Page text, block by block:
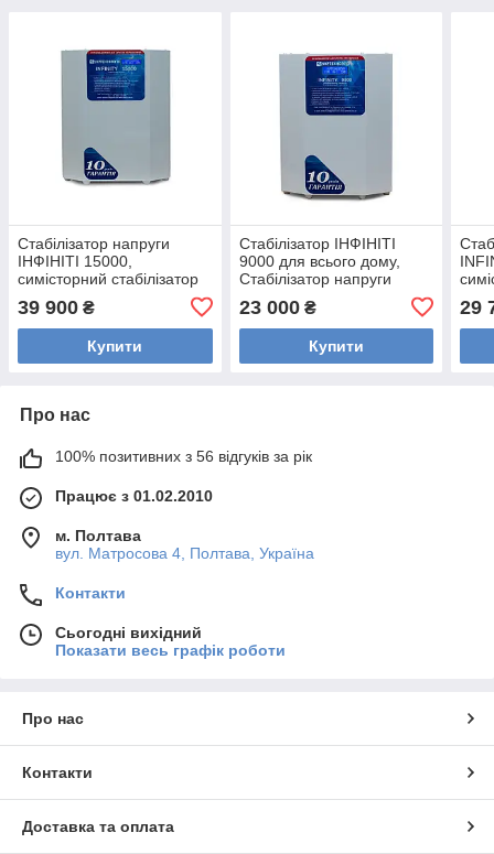
Стабілізатор напруги
ІНФІНІТІ 15000,
симісторний стабілізатор
котеджу
39 900 ₴
Купити
Стабілізатор ІНФІНІТІ
9000 для всього дому,
Стабілізатор напруги
Infinity 9000 Укртехнологія
23 000₴
Купити
29
Про нас
100% позитивних з 56 відгуків за рік
Працює з 01.02.2010
м. Полтава
вул. Матросова 4, Полтава, Україна
Контакти
Сьогодні вихідний
Показати весь графік роботи
Про нас
Контакти
Доставка та оплата